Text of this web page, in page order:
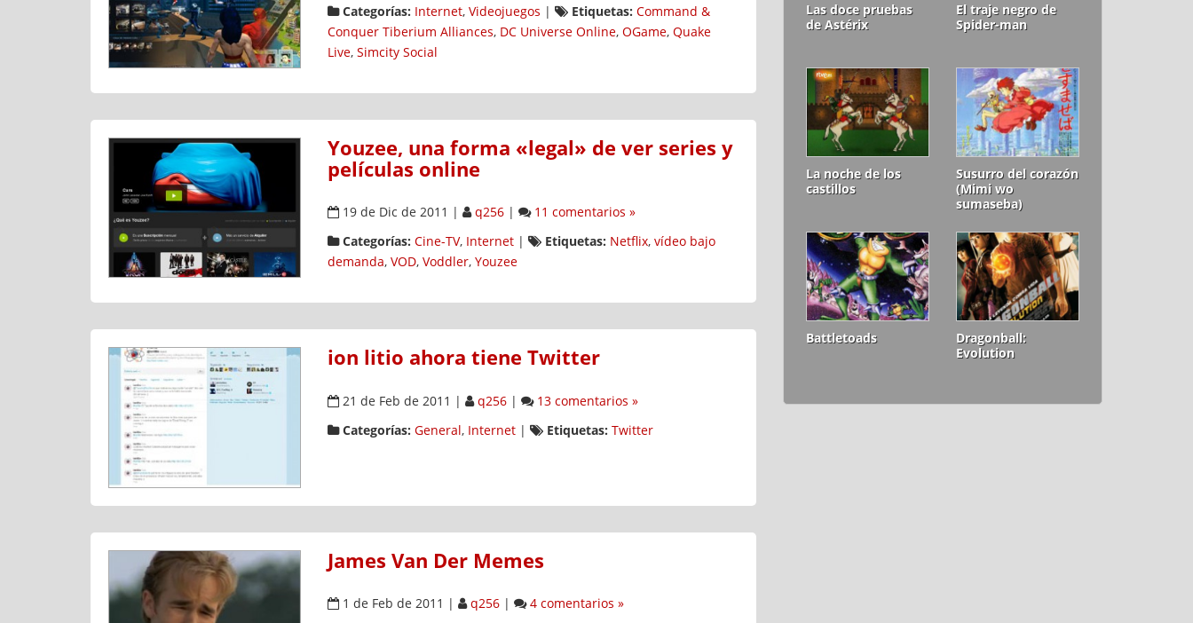
Categorías: Internet, Videojuegos | Etiquetas: Command &
Conquer Tiberium Alliances, DC Universe Online, OGame, Quake
Live, Simcity Social
Youzee, una forma «legal» de ver series y
películas online
19 de Dic de 2011 | q256|
11 comentarios »
Categorías: Cine-TV, Internet| Etiquetas: Netflix, vídeo bajo
demanda, VOD, Voddler, Youzee
ion litio ahora tiene Twitter
21 de Feb de 2011 | q256|
13 comentarios »
Categorías: General, Internet| Etiquetas: Twitter
James Van Der Memes
1 de Feb de 2011 | q256|
4 comentarios »
Las doce pruebas
de Astérix
El traje negro de
Spider-man
La noche de los
castillos
Susurro del corazón
(Mimi wo
sumaseba)
Battletoads
Dragonball:
Evolution